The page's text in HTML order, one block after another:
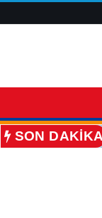
SON DAKİKA
: